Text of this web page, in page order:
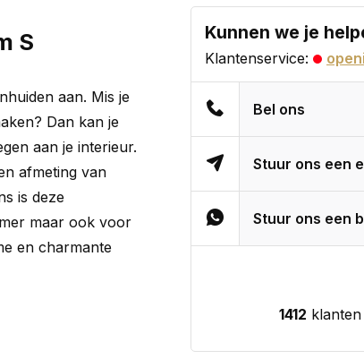
S
aan. Mis je
Dan kan je
aan je interieur.
afmeting van
is deze
maar ook voor
en charmante
Kunnen we je
Klantenservice:
Bel ons
Stuur ons een
Stuur ons een
1412